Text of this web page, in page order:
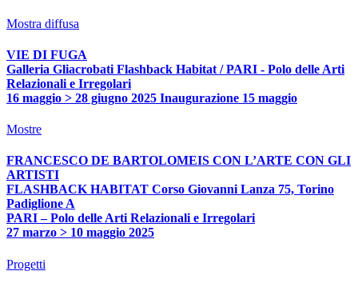
Mostra diffusa
VIE DI FUGA
Galleria Gliacrobati Flashback Habitat / PARI - Polo delle Arti
Relazionali e Irregolari
16 maggio > 28 giugno 2025 Inaugurazione 15 maggio
Mostre
FRANCESCO DE BARTOLOMEIS CON L’ARTE CON GLI
ARTISTI
FLASHBACK HABITAT Corso Giovanni Lanza 75, Torino
Padiglione A
PARI – Polo delle Arti Relazionali e Irregolari
27 marzo > 10 maggio 2025
Progetti